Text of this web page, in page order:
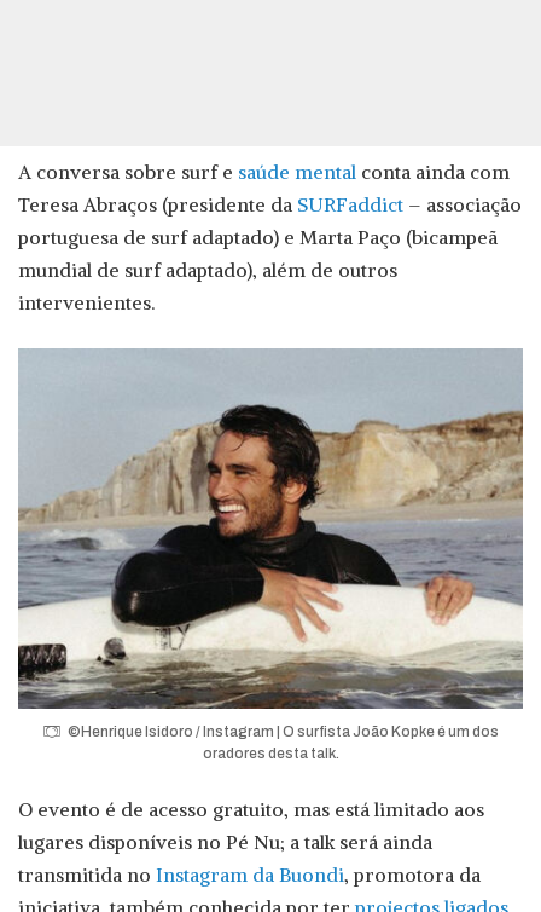
A conversa sobre surf e saúde mental conta ainda com
Teresa Abraços (presidente da SURFaddict – associação
portuguesa de surf adaptado) e Marta Paço (bicampeã
mundial de surf adaptado), além de outros
intervenientes.
©Henrique Isidoro / Instagram | O surfista João Kopke é um dos
oradores desta talk.
O evento é de acesso gratuito, mas está limitado aos
lugares disponíveis no Pé Nu; a talk será ainda
transmitida no Instagram da Buondi, promotora da
iniciativa, também conhecida por terprojectos ligados